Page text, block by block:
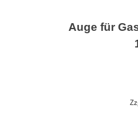
Auge für